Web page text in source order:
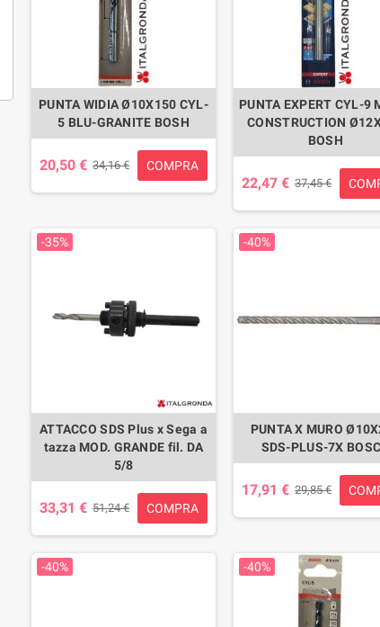
PUNTA WIDIA Ø10X150 CYL-
5 BLU-GRANITE BOSH
20,50 € 34,16 € COMPRA
PUNTA EXPERT CYL-9
CONSTRUCTION
BOSH
22,47 € 37,45 €
-35%
ATTACCO SDS Plus x Sega a
tazza MOD. GRANDE fil. DA
5/8
33,31 € 51,24 € COMPRA
-40%
PUNTA X MURO
SDS-PLUS-7X
17,91 € 29,85 €
-40% -40%